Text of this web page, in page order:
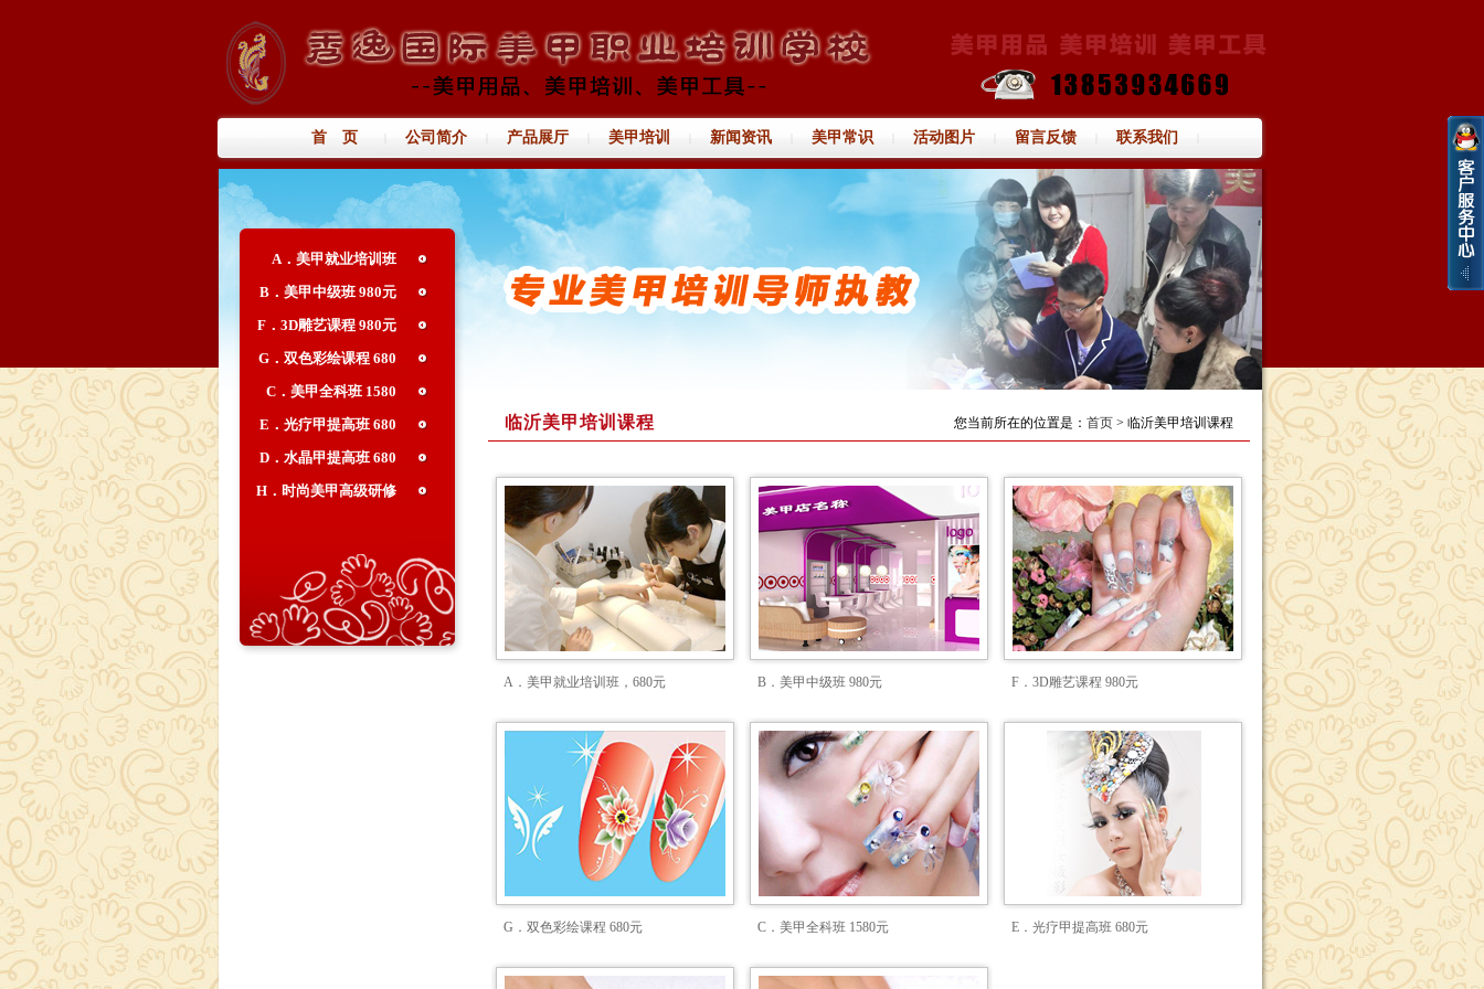
首 页 公司简介 产品展厅 美甲培训 新闻资讯 美甲常识 活动图片 留言反馈 联系我们
A．美甲就业培训班
680
B．美甲中级班 980元
F．3D雕艺课程 980元
G．双色彩绘课程 680
C．美甲全科班 1580
元
E．光疗甲提高班 680
元
D．水晶甲提高班 680
元
H．时尚美甲高级研修
临沂美甲培训课程 您当前所在的位置是： 首页> 临沂美甲培训课程
A．美甲就业培训班，680元 B．美甲中级班 980元 F．3D雕艺课程 980元
G．双色彩绘课程 680元 C．美甲全科班 1580元 E．光疗甲提高班 680元